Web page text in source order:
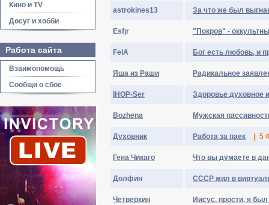
Кино и TV
Досуг и хобби
Работа сайта
Взаимопомощь
Сообщи о сбое
astrokines13 За что же был
Esfᴉr "Покров" -
FelA Бог есть любовь, и
Яша из Раши Радикальное
IHOP-Ser Здоровье духовное
Bozhena Мужская
Духовник Работа за паек 5
Гена Чикаго Что вы думаете в
Долфин СССР жил в
Четверкин Иисус, прости, я